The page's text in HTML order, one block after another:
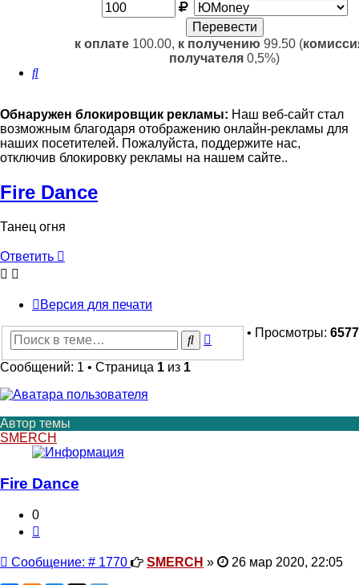
к оплате100.00, к получению 99.50 (
получателя 0,5%)
Поиск
Обнаружен блокировщик рекламы: Наш веб-сайт стал
возможным благодаря отображению онлайн-рекламы для
наших посетителей. Пожалуйста, поддержите нас,
отключив блокировку рекламы на нашем сайте..
Fire Dance
Танец огня
Ответить
Версия для печати
• Просмотры: 6577
ПоискРасширенный
Сообщений: 1 • Страница 1 из 1
Автор темы
SMERCH
Fire Dance
0
Сообщение: # 1770Сообщение
SMERCH » 26 мар 2020, 22:05